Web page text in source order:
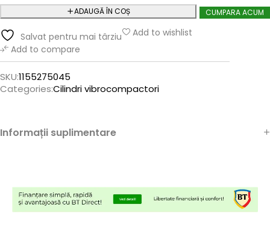
ADAUGĂ ÎN COȘ CUMPARA ACUM
Salvat pentru mai târziu
Add to wishlist
Add to compare
SKU:1155275045
Categories:Cilindri vibrocompactori
Informații suplimentare